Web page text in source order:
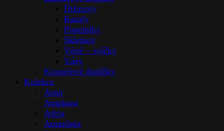
Difuzory
Karafy
Popelníky
Sklenice
Vůně – svíčky
Vázy
Koupelové doplňky
Kolekce
Aster
Amphora
Adria
Amazōnia